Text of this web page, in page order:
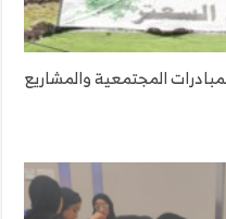
المجتمعية والمشاريع